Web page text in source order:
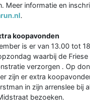
Meer informatie en
.
koopavonden
is er van 13.00 tot
waarbij de Friese
verzorgen . Op
zijn er extra
in zijn arrenslee bij
bezoeken.